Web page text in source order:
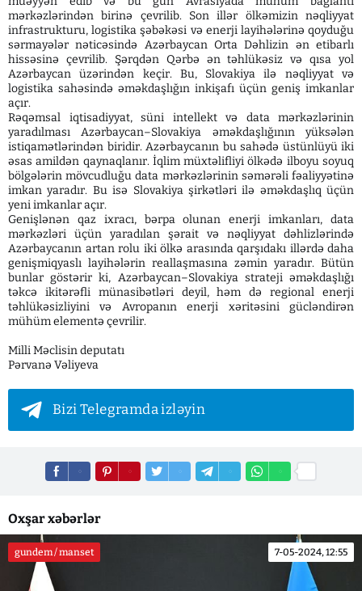
mərkəzlərindən birinə çevrilib. Son illər ölkəmizin nəqliyyat
infrastrukturu, logistika şəbəkəsi və enerji layihələrinə qoyduğu
sərmayələr nəticəsində Azərbaycan Orta Dəhlizin ən etibarlı
hissəsinə çevrilib. Şərqdən Qərbə ən təhlükəsiz və qısa yol
Azərbaycan üzərindən keçir. Bu, Slovakiya ilə nəqliyyat və
logistika sahəsində əməkdaşlığın inkişafı üçün geniş imkanlar
açır.
Rəqəmsal iqtisadiyyat, süni intellekt və data mərkəzlərinin
yaradılması Azərbaycan–Slovakiya əməkdaşlığının yüksələn
istiqamətlərindən biridir. Azərbaycanın bu sahədə üstünlüyü iki
əsas amildən qaynaqlanır. İqlim müxtəlifliyi ölkədə ilboyu soyuq
bölgələrin mövcudluğu data mərkəzlərinin səmərəli fəaliyyətinə
imkan yaradır. Bu isə Slovakiya şirkətləri ilə əməkdaşlıq üçün
yeni imkanlar açır.
Genişlənən qaz ixracı, bərpa olunan enerji imkanları, data
mərkəzləri üçün yaradılan şərait və nəqliyyat dəhlizlərində
Azərbaycanın artan rolu iki ölkə arasında qarşıdakı illərdə daha
genişmiqyaslı layihələrin reallaşmasına zəmin yaradır. Bütün
bunlar göstərir ki, Azərbaycan–Slovakiya strateji əməkdaşlığı
təkcə ikitərəfli münasibətləri deyil, həm də regional enerji
təhlükəsizliyini və Avropanın enerji xəritəsini gücləndirən
mühüm elementə çevrilir.
Milli Məclisin deputatı
Pərvanə Vəliyeva
Bizi Telegramda izləyin
Oxşar xəbərlər
gundem / manset 7-05-2024, 12:55